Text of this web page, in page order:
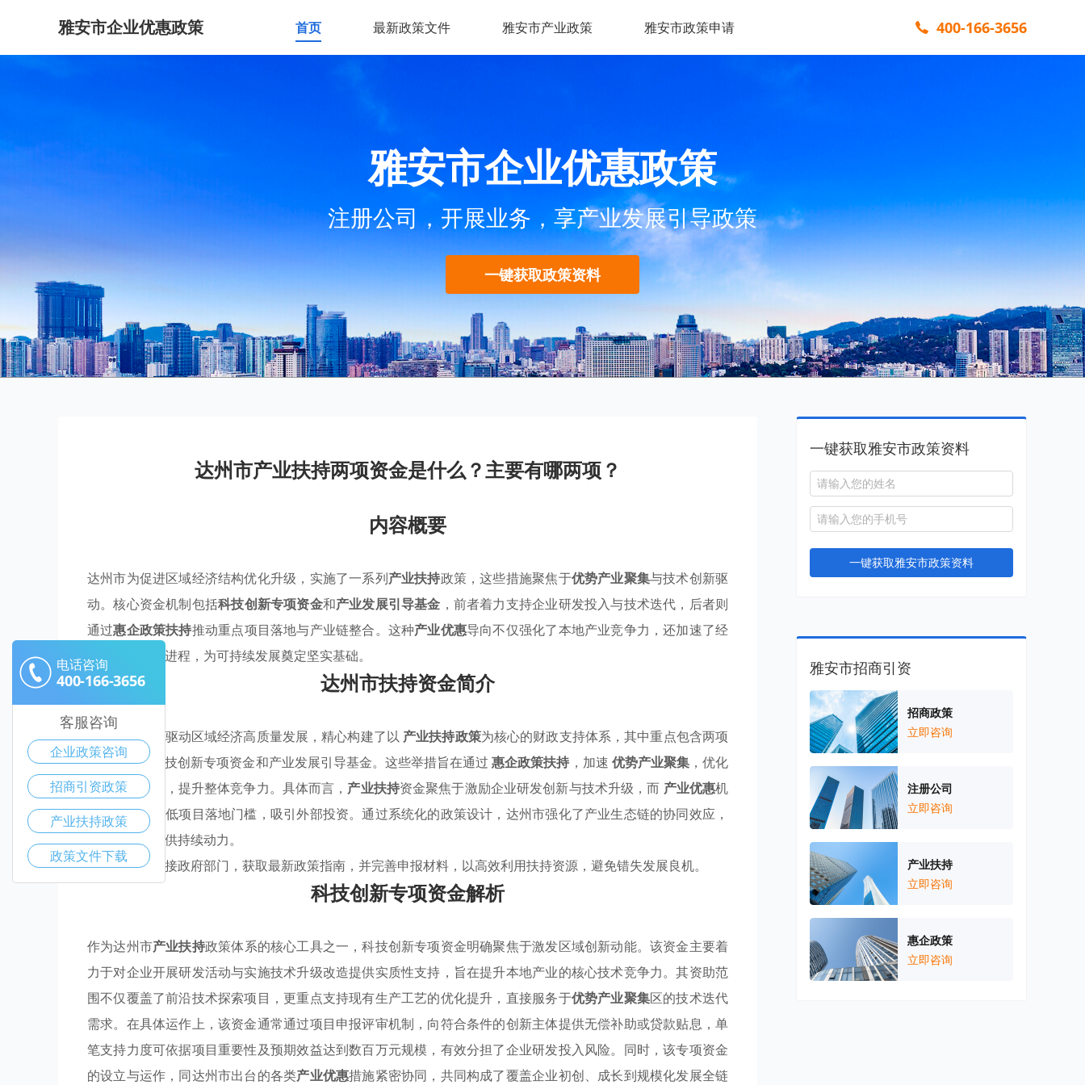
雅安市企业优惠政策 首页 最新政策文件 雅安市产业政策 雅安市政策申请 400-166-3656
雅安市企业优惠政策
注册公司，开展业务，享产业发展引导政策
一键获取政策资料
达州市产业扶持两项资金是什么？主要有哪两项？
内容概要
达州市为促进区域经济结构优化升级，实施了一系列产业扶持政策，这些措施聚焦于优势产业聚集与技术创新驱
动。核心资金机制包括科技创新专项资金和产业发展引导基金 ，前者着力支持企业研发投入与技术迭代，后者则
通过惠企政策扶持推动重点项目落地与产业链整合。这种产业优惠导向不仅强化了本地产业竞争力，还加速了经
济高质量发展进程，为可持续发展奠定坚实基础。
达州市扶持资金简介
达州市政府为驱动区域经济高质量发展，精心构建了以 产业扶持政策为核心的财政支持体系，其中重点包含两项
专项资金：科技创新专项资金和产业发展引导基金。这些举措旨在通过惠企政策扶持 ，加速 优势产业聚集，优化
产业结构布局，提升整体竞争力。具体而言， 产业扶持资金聚焦于激励企业研发创新与技术升级，而 产业优惠机
制则致力于降低项目落地门槛，吸引外部投资。通过系统化的政策设计，达州市强化了产业生态链的协同效应，
为当地企业提供持续动力。
企业应主动对接政府部门，获取最新政策指南，并完善申报材料，以高效利用扶持资源，避免错失发展良机。
科技创新专项资金解析
作为达州市产业扶持政策体系的核心工具之一，科技创新专项资金明确聚焦于激发区域创新动能。该资金主要着
力于对企业开展研发活动与实施技术升级改造提供实质性支持，旨在提升本地产业的核心技术竞争力。其资助范
围不仅覆盖了前沿技术探索项目，更重点支持现有生产工艺的优化提升，直接服务于优势产业聚集区的技术迭代
需求。在具体运作上，该资金通常通过项目申报评审机制，向符合条件的创新主体提供无偿补助或贷款贴息，单
笔支持力度可依据项目重要性及预期效益达到数百万元规模，有效分担了企业研发投入风险。同时，该专项资金
的设立与运作，同达州市出台的各类产业优惠措施紧密协同，共同构成了覆盖企业初创、成长到规模化发展全链
一键获取雅安市政策资料
一键获取雅安市政策资料
雅安市招商引资
招商政策
立即咨询
注册公司
立即咨询
产业扶持
立即咨询
惠企政策
立即咨询
电话咨询
400-166-3656
客服咨询
企业政策咨询
招商引资政策
产业扶持政策
政策文件下载